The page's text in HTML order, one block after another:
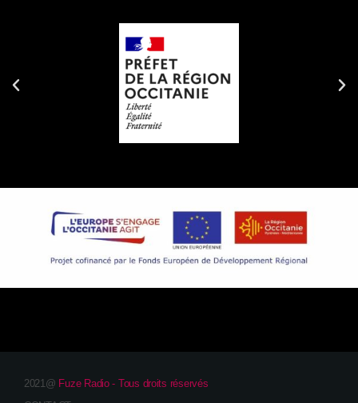
2021@ Fuze Radio - Tous droits réservés